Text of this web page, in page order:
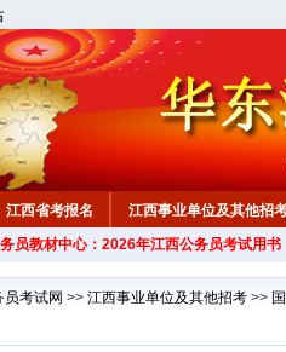
江西省考报名 江西事业单位及其他招
员教材中心：2026年江西公务员考试用书
员考试网 >> 江西事业单位及其他招考 >>